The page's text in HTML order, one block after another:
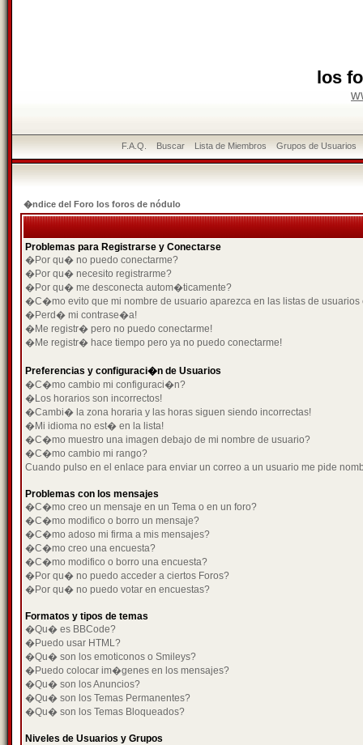
los
F.A.Q. Buscar Lista de Miembros Grupos de Usuarios
�ndice del Foro los foros de nódulo
Problemas para Registrarse y Conectarse
�Por qu� no puedo conectarme?
�Por qu� necesito registrarme?
�Por qu� me desconecta autom�ticamente?
�C�mo evito que mi nombre de usuario aparezca en las listas de usuarios
�Perd� mi contrase�a!
�Me registr� pero no puedo conectarme!
�Me registr� hace tiempo pero ya no puedo conectarme!
Preferencias y configuraci�n de Usuarios
�C�mo cambio mi configuraci�n?
�Los horarios son incorrectos!
�Cambi� la zona horaria y las horas siguen siendo incorrectas!
�Mi idioma no est� en la lista!
�C�mo muestro una imagen debajo de mi nombre de usuario?
�C�mo cambio mi rango?
Cuando pulso en el enlace para enviar un correo a un usuario me pide
Problemas con los mensajes
�C�mo creo un mensaje en un Tema o en un foro?
�C�mo modifico o borro un mensaje?
�C�mo adoso mi firma a mis mensajes?
�C�mo creo una encuesta?
�C�mo modifico o borro una encuesta?
�Por qu� no puedo acceder a ciertos Foros?
�Por qu� no puedo votar en encuestas?
Formatos y tipos de temas
�Qu� es BBCode?
�Puedo usar HTML?
�Qu� son los emoticonos o Smileys?
�Puedo colocar im�genes en los mensajes?
�Qu� son los Anuncios?
�Qu� son los Temas Permanentes?
�Qu� son los Temas Bloqueados?
Niveles de Usuarios y Grupos